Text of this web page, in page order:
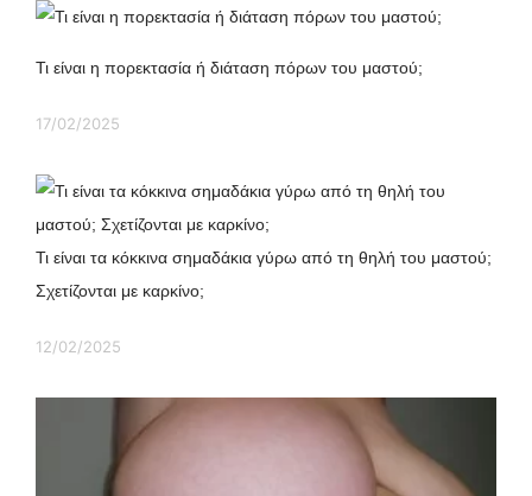
Τι είναι η πορεκτασία ή διάταση πόρων του μαστού;
17/02/2025
Τι είναι τα κόκκινα σημαδάκια γύρω από τη θηλή του μαστού;
Σχετίζονται με καρκίνο;
12/02/2025